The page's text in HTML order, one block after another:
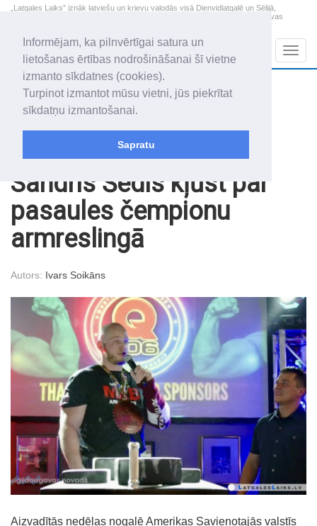
Informējam, ka pilnvērtīgai satura un
lietošanas ērtības nodrošināšanai šī vietne
izmanto sīkdatnes (cookies).
Turpinot izmantot mūsu vietni, jūs piekrītat
sīkdatņu izmantošanai.
Sapratu
„Latgales Laiks” iznāk latviešu un krievu valodās visā Dienvidlatgalē un Sēlijā,
„Latgales Laiks” latviešu valodā aptver Daugavpils valstspilsētu, Augšdaugavas
2026. gada 7. augusts
Piektdiena
Alfrēds, Fredis, Madars
+21.7
Sandris Šedis kļūst par
pasaules čempionu
armreslingā
Autors: Ivars Soikāns
Aizvadītās nedēļas nogalē Amerikas Savienotajās valstīs